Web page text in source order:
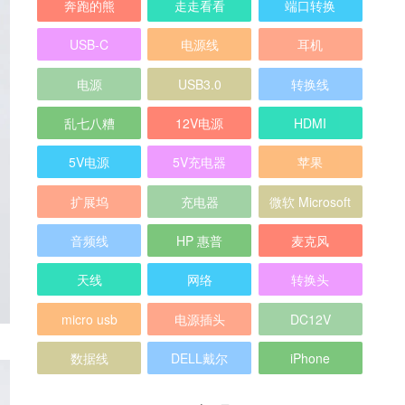
奔跑的熊 走走看看 端口转换
USB-C 电源线 耳机
电源 USB3.0 转换线
乱七八糟 12V电源 HDMI
5V电源 5V充电器 苹果
扩展坞 充电器 微软 Microsoft
音频线 HP 惠普 麦克风
天线 网络 转换头
micro usb 电源插头 DC12V
数据线 DELL戴尔 iPhone